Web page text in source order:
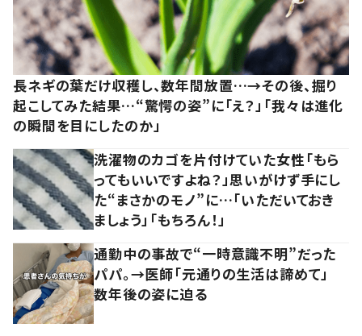
長ネギの葉だけ収穫し、数年間放置…→その後、掘り
起こしてみた結果…“驚愕の姿”に「え？」「我々は進化
の瞬間を目にしたのか」
洗濯物のカゴを片付けていた女性「もら
ってもいいですよね？」思いがけず手にし
た“まさかのモノ”に…「いただいておき
ましょう」「もちろん！」
通勤中の事故で“一時意識不明”だった
パパ。→医師「元通りの生活は諦めて」
数年後の姿に迫る